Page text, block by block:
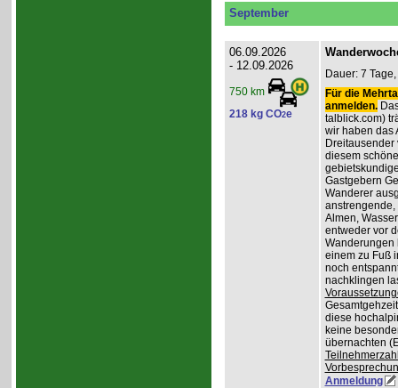
September
06.09.2026
- 12.09.2026
750 km
218 kg CO2e
Dauer: 7
Für die
anmelden.
talblick.com)
wir haben das
diesem
Gastgebern
Wanderer
Almen,
entweder vor
Wanderungen
einem zu Fuß
noch
nachklingen
diese
keine
übernachten
Anmeldung